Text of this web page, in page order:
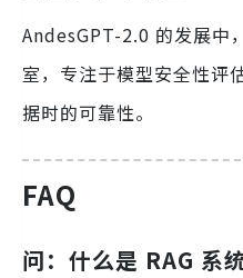
AndesGPT-2.0 的发展中
室，专注于模型安全性评
据时的可靠性。
FAQ
问：什么是 RAG 系统